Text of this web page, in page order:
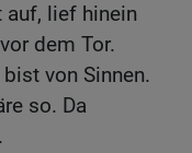
auf, lief hinein
dem Tor.
von Sinnen.
so. Da